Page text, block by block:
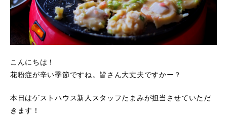
こんにちは！
花粉症が辛い季節ですね。皆さん大丈夫ですかー？
本日はゲストハウス新人スタッフたまみが担当させていただ
きます！